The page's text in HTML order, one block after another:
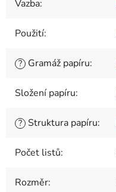
Vazba:
Použití:
? Gramáž papíru:
Složení papíru:
? Struktura papíru:
Počet listů:
Rozměr: